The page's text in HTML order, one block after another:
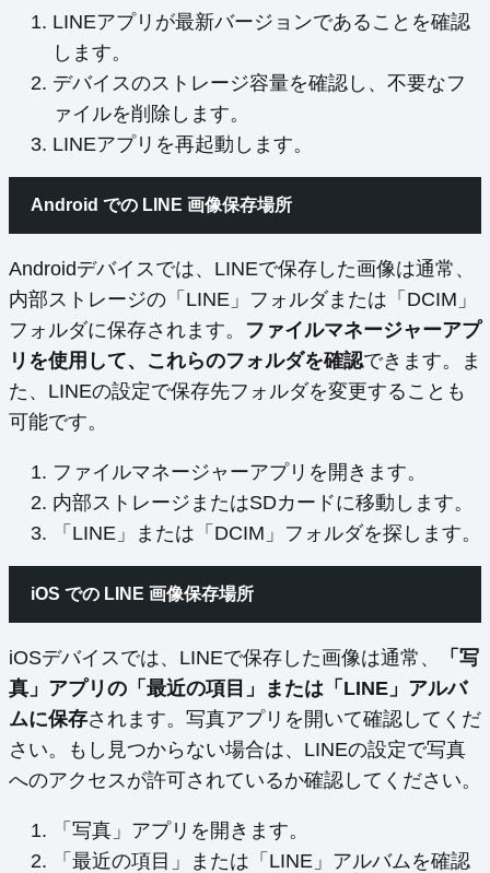
LINEアプリが最新バージョンであることを確認
します。
デバイスのストレージ容量を確認し、不要なフ
ァイルを削除します。
LINEアプリを再起動します。
Android での LINE 画像保存場所
Androidデバイスでは、LINEで保存した画像は通常、
内部ストレージの「LINE」フォルダまたは「DCIM」
フォルダに保存されます。 ファイルマネージャーアプ
リを使用して、これらのフォルダを確認できます。ま
た、LINEの設定で保存先フォルダを変更することも
可能です。
ファイルマネージャーアプリを開きます。
内部ストレージまたはSDカードに移動します。
「LINE」または「DCIM」フォルダを探します。
iOS での LINE 画像保存場所
iOSデバイスでは、LINEで保存した画像は通常、
「写
真」アプリの「最近の項目」または「LINE」アルバ
ムに保存されます。写真アプリを開いて確認してくだ
さい。もし見つからない場合は、LINEの設定で写真
へのアクセスが許可されているか確認してください。
「写真」アプリを開きます。
「最近の項目」または「LINE」アルバムを確認